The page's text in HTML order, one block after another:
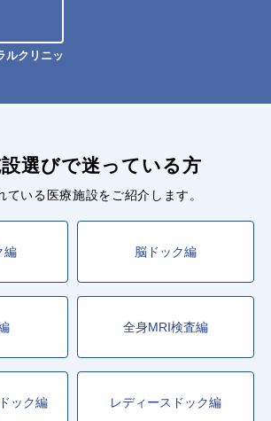
ルクリニッ
設選びで迷っている方
ている医療施設をご紹介します。
編 脳ドック編
全身MRI検査編
ック編 レディースドック編